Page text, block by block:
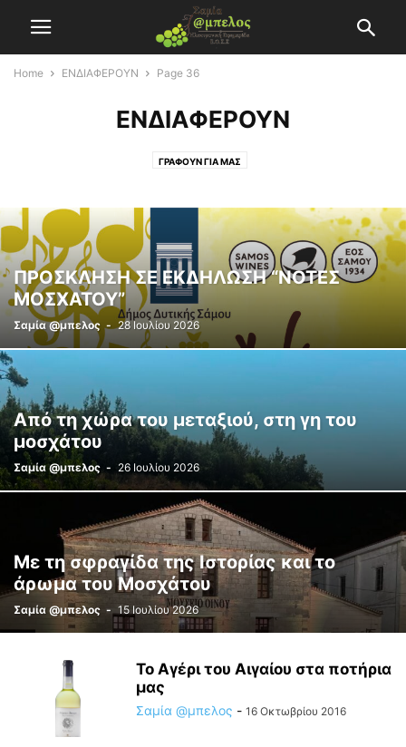
Home ΕΝΔΙΑΦΕΡΟΥΝ Page 36
ΕΝΔΙΑΦΕΡΟΥΝ
ΓΡΑΦΟΥΝ ΓΙΑ ΜΑΣ
ΠΡΟΣΚΛΗΣΗ ΣΕ ΕΚΔΗΛΩΣΗ “ΝΟΤΕΣ
ΜΟΣΧΑΤΟΥ”
Σαμία @μπελος - 28 Ιουλίου 2026
Από τη χώρα του μεταξιού, στη γη του
μοσχάτου
Σαμία @μπελος - 26 Ιουλίου 2026
Με τη σφραγίδα της Ιστορίας και το
άρωμα του Μοσχάτου
Σαμία @μπελος - 15 Ιουλίου 2026
To Αγέρι του Αιγαίου στα ποτήρια
μας
Σαμία @μπελος - 16 Οκτωβρίου 2016